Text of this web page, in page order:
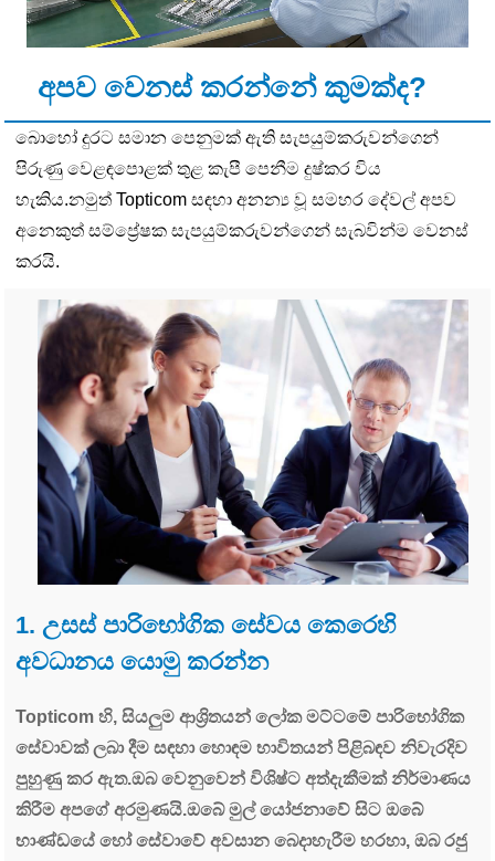
අපව වෙනස් කරන්නේ කුමක්ද?
බොහෝ දුරට සමාන පෙනුමක් ඇති සැපයුම්කරුවන්ගෙන්
පිරුණු වෙළඳපොළක් තුළ කැපී පෙනීම දුෂ්කර විය
හැකිය.නමුත් Topticom සඳහා අනන්‍ය වූ සමහර දේවල් අපව
අනෙකුත් සම්ප්‍රේෂක සැපයුම්කරුවන්ගෙන් සැබවින්ම වෙනස්
කරයි.
1. උසස් පාරිභෝගික සේවය කෙරෙහි
අවධානය යොමු කරන්න
Topticom හි, සියලුම ආශ්‍රිතයන් ලෝක මට්ටමේ පාරිභෝගික
සේවාවක් ලබා දීම සඳහා හොඳම භාවිතයන් පිළිබඳව නිවැරදිව
පුහුණු කර ඇත.ඔබ වෙනුවෙන් විශිෂ්ට අත්දැකීමක් නිර්මාණය
කිරීම අපගේ අරමුණයි.ඔබේ මුල් යෝජනාවේ සිට ඔබේ
භාණ්ඩයේ හෝ සේවාවේ අවසාන බෙදාහැරීම හරහා, ඔබ රජු